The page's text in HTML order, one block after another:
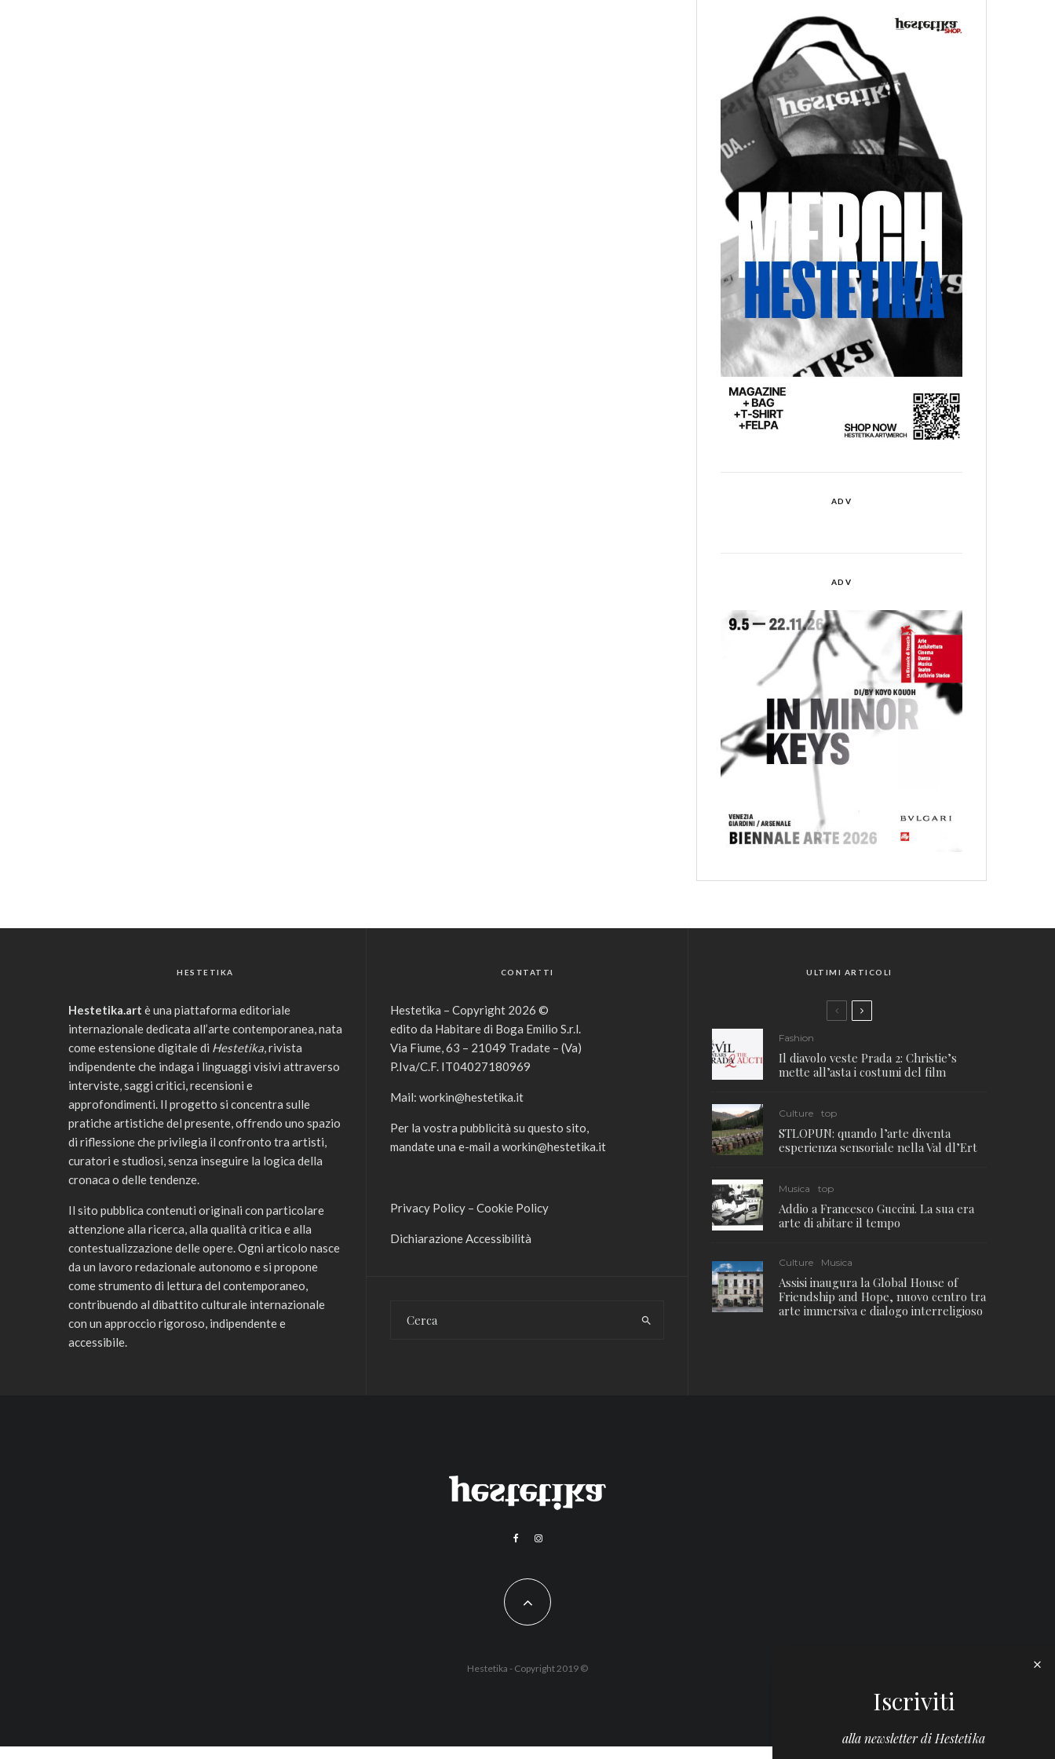
ADV
ADV
HESTETIKA
Hestetika.art è una piattaforma editoriale
internazionale dedicata all’arte contemporanea, nata
come estensione digitale di Hestetika, rivista
indipendente che indaga i linguaggi visivi attraverso
interviste, saggi critici, recensioni e
approfondimenti. Il progetto si concentra sulle
pratiche artistiche del presente, offrendo uno spazio
di riflessione che privilegia il confronto tra artisti,
curatori e studiosi, senza inseguire la logica della
cronaca o delle tendenze.
Il sito pubblica contenuti originali con particolare
attenzione alla ricerca, alla qualità critica e alla
contestualizzazione delle opere. Ogni articolo nasce
da un lavoro redazionale autonomo e si propone
come strumento di lettura del contemporaneo,
contribuendo al dibattito culturale internazionale
con un approccio rigoroso, indipendente e
accessibile.
CONTATTI
Hestetika – Copyright 2026 ©
edito da Habitare di Boga Emilio S.r.l.
Via Fiume, 63 – 21049 Tradate – (Va)
P.Iva/C.F. IT04027180969
Mail: workin@hestetika.it
Per la vostra pubblicità su questo sito,
mandate una e-mail a workin@hestetika.it
Privacy Policy – Cookie Policy
Dichiarazione Accessibilità
ULTIMI ARTICOLI
Fashion
Il diavolo veste Prada 2: Christie’s
mette all’asta i costumi del film
Culture top
STLOPUN: quando l’arte diventa
esperienza sensoriale nella Val dl’Ert
Musica top
Addio a Francesco Guccini. La sua era
arte di abitare il tempo
Culture Musica
Assisi inaugura la Global House of
Friendship and Hope, nuovo centro tra
arte immersiva e dialogo interreligioso
Hestetika - Copyright 2019 ©
Iscriviti
alla newsletter di Hestetika